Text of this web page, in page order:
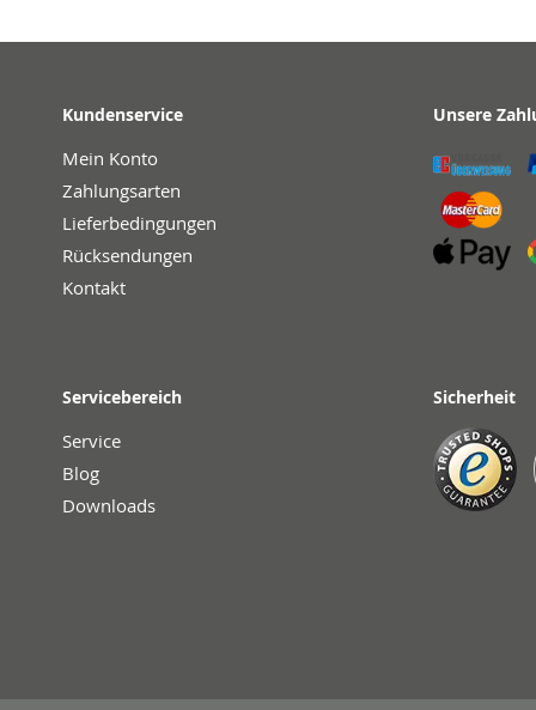
Kundenservice
Mein Konto
Zahlungsarten
Lieferbedingungen
Rücksendungen
Kontakt
Unsere
Servicebereich
Service
Blog
Downloads
Sicherheit